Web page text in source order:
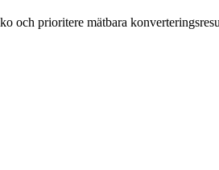
och prioritere mätbara